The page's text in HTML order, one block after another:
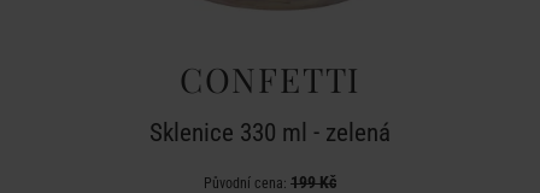
CONFETTI
Sklenice 330 ml - zelená
Původní cena: 199 Kč